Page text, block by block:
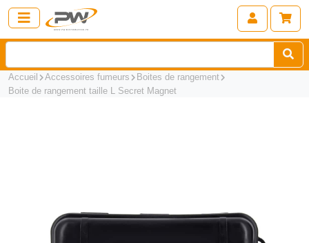
Accueil Accessoires fumeurs
Boites de rangement
Boite de rangement taille L Secret Magnet